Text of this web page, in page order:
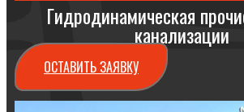
Гидродинамическая
канализации
ОСТАВИТЬ ЗАЯВКУ